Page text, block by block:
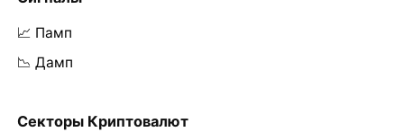
📈 Памп
📉 Дамп
Секторы Криптовалют